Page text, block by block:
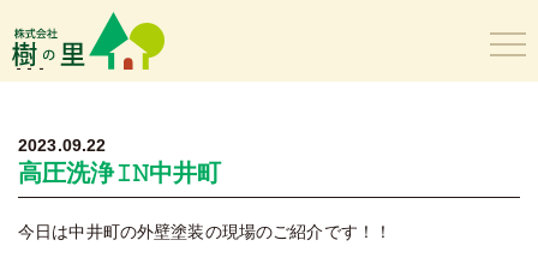
樹の里
2023.09.22
高圧洗浄𝙸𝙽中井町
今日は中井町の外壁塗装の現場のご紹介です！！